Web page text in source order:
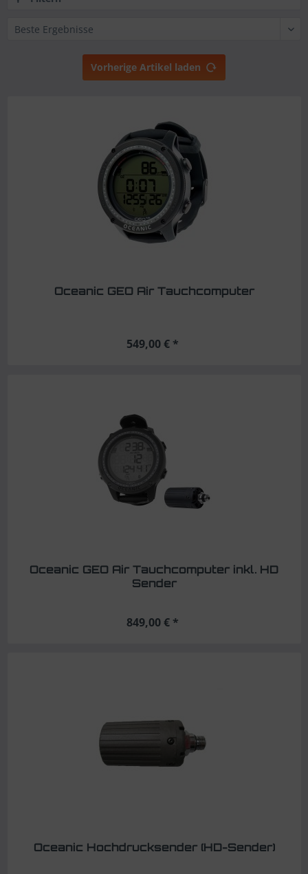
Vorherige Artikel laden
Oceanic GEO Air Tauchcomputer
549,00 € *
Oceanic GEO Air Tauchcomputer inkl. HD
Sender
849,00 € *
Oceanic Hochdrucksender (HD-Sender)